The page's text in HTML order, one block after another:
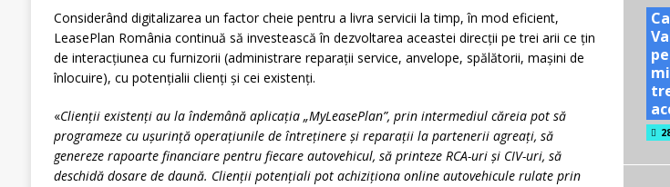
Considerând digitalizarea un factor cheie pentru a livra servicii la timp, în mod eficient,
LeasePlan România continuă să investească în dezvoltarea aceastei direcții pe trei arii ce țin
de interacțiunea cu furnizorii (administrare reparații service, anvelope, spălătorii, mașini de
înlocuire), cu potențialii clienți și cei existenți.
«Clienții existenți au la îndemână aplicația „MyLeasePlan”, prin intermediul căreia pot să
programeze cu ușurință operațiunile de întreținere și reparații la partenerii agreați, să
genereze rapoarte financiare pentru fiecare autovehicul, să printeze RCA-uri și CIV-uri, să
deschidă dosare de daună. Clienții potențiali pot achiziționa online autovehicule rulate prin